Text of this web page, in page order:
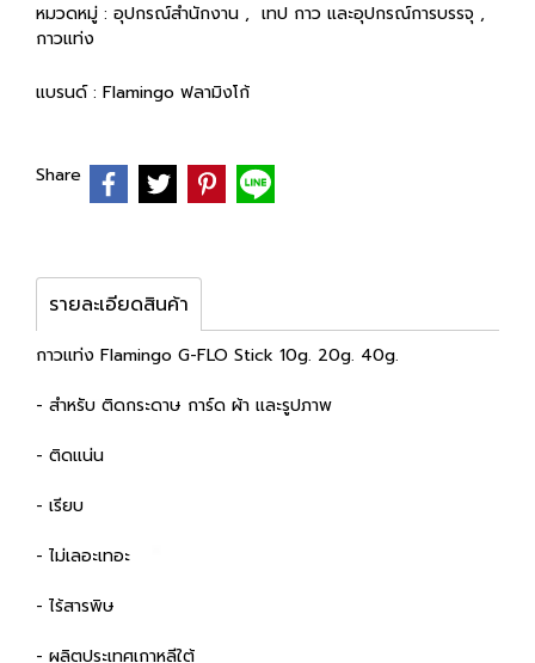
หมวดหมู่ : อุปกรณ์สำนักงาน , เทป กาว และอุปกรณ์การบรรจุ ,
กาวแท่ง
แบรนด์ : Flamingo ฟลามิงโก้
Share
รายละเอียดสินค้า
กาวแท่ง Flamingo G-FLO Stick 10g. 20g. 40g.
- สำหรับ ติดกระดาษ การ์ด ผ้า เเละรูปภาพ
- ติดแน่น
- เรียบ
- ไม่เลอะเทอะ
- ไร้สารพิษ
- ผลิตประเทศเกาหลีใต้